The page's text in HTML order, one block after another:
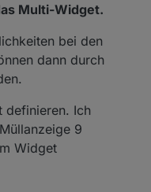
Multi-Widget.
bei den
dann durch
definieren. Ich
9
Widget